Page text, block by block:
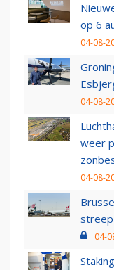
op 6
04-08-
04-08-
weer
04-08-
04-